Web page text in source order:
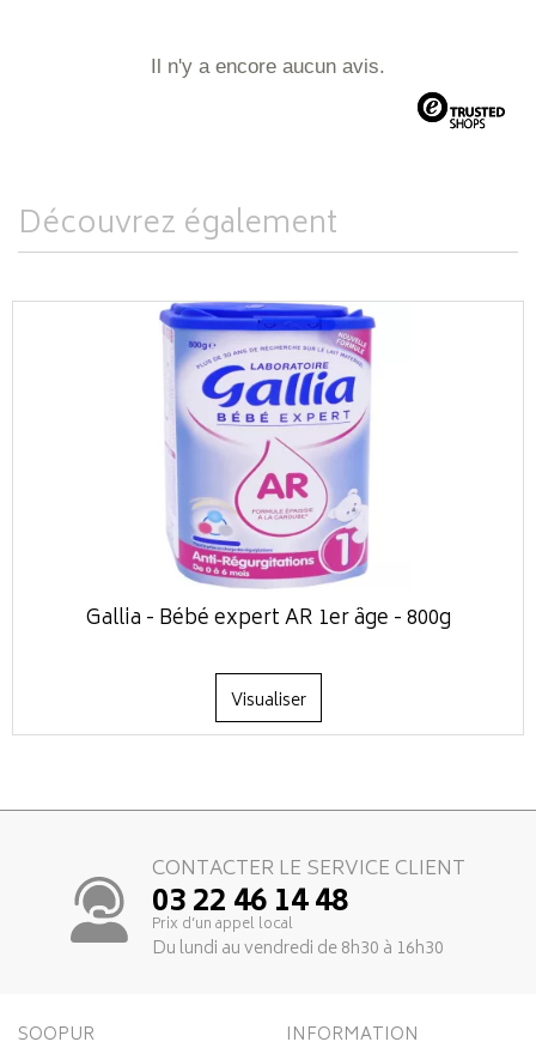
Il n'y a encore aucun avis.
Découvrez également
Gallia - Bébé expert AR 1er âge - 800g
Visualiser
CONTACTER LE SERVICE CLIENT
03 22 46 14 48
Prix d’un appel local
Du lundi au vendredi de 8h30 à 16h30
SOOPUR INFORMATION